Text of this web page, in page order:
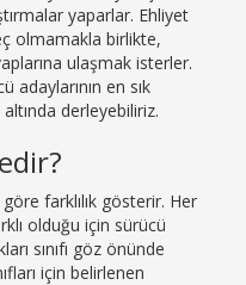
yaparlar. Ehliyet
olmamakla birlikte,
ulaşmak isterler.
adaylarının en sık
altında derleyebiliriz.
göre farklılık gösterir. Her
olduğu için sürücü
sınıfı göz önünde
için belirlenen